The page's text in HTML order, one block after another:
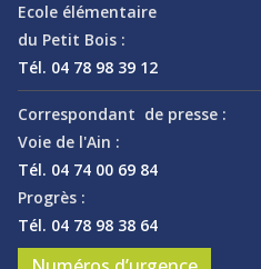
Ecole élémentaire
du Petit Bois :
Tél. 04 78 98 39 12
Correspondant de presse :
Voie de l'Ain :
Tél. 04 74 00 69 84
Progrès :
Tél. 04 78 98 38 64